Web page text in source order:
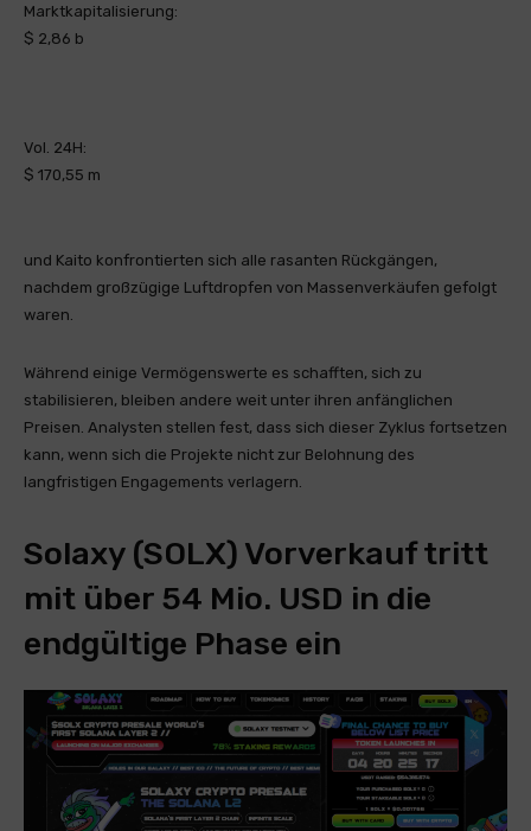
Marktkapitalisierung:
$ 2,86 b
Vol. 24H:
$ 170,55 m
und Kaito konfrontierten sich alle rasanten Rückgängen,
nachdem großzügige Luftdropfen von Massenverkäufen gefolgt
waren.
Während einige Vermögenswerte es schafften, sich zu
stabilisieren, bleiben andere weit unter ihren anfänglichen
Preisen. Analysten stellen fest, dass sich dieser Zyklus fortsetzen
kann, wenn sich die Projekte nicht zur Belohnung des
langfristigen Engagements verlagern.
Solaxy (SOLX) Vorverkauf tritt
mit über 54 Mio. USD in die
endgültige Phase ein